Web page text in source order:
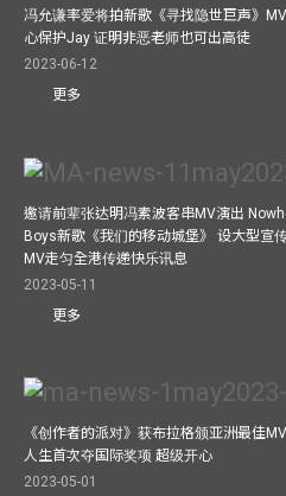
冯允谦率爱将拍新歌《寻找隐世巨声》
心保护Jay 证明非恶老师也可出高徒
2023-06-12
更多
邀请前辈张达明冯素波客串MV演出
Boys新歌《我们的移动城堡》 设大型宣
MV走匀全港传递快乐讯息
2023-05-11
更多
《创作者的派对》获布拉格颁亚洲最佳
人生首次夺国际奖项 超级开心
2023-05-01